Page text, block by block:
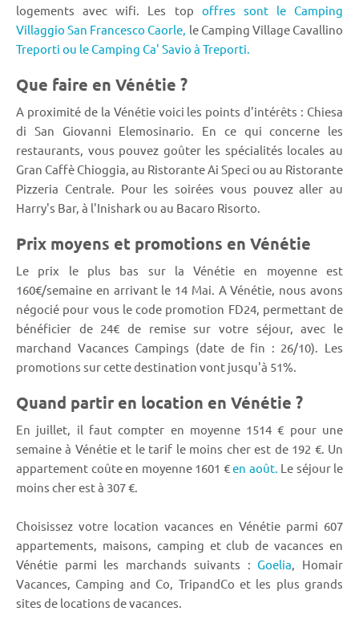
logements avec wifi. Les top offres sont le Camping
Villaggio San Francesco Caorle, le Camping Village Cavallino
Treporti ou le Camping Ca' Savio à Treporti.
Que faire en Vénétie ?
A proximité de la Vénétie voici les points d'intérêts : Chiesa
di San Giovanni Elemosinario. En ce qui concerne les
restaurants, vous pouvez goûter les spécialités locales au
Gran Caffè Chioggia, au Ristorante Ai Speci ou au Ristorante
Pizzeria Centrale. Pour les soirées vous pouvez aller au
Harry's Bar, à l'Inishark ou au Bacaro Risorto.
Prix moyens et promotions en Vénétie
Le prix le plus bas sur la Vénétie en moyenne est
160€/semaine en arrivant le 14 Mai. A Vénétie, nous avons
négocié pour vous le code promotion FD24, permettant de
bénéficier de 24€ de remise sur votre séjour, avec le
marchand Vacances Campings (date de fin : 26/10). Les
promotions sur cette destination vont jusqu'à 51%.
Quand partir en location en Vénétie ?
En juillet, il faut compter en moyenne 1514 € pour une
semaine à Vénétie et le tarif le moins cher est de 192 €. Un
appartement coûte en moyenne 1601 €en août. Le séjour le
moins cher est à 307 €.
Choisissez votre location vacances en Vénétie parmi 607
appartements, maisons, camping et club de vacances en
Vénétie parmi les marchands suivants :Goelia, Homair
Vacances, Camping and Co, TripandCo et les plus grands
sites de locations de vacances.